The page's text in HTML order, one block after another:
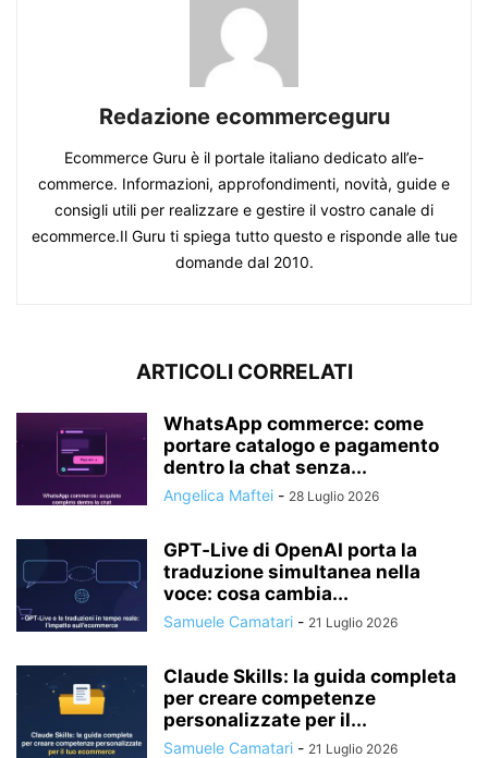
Redazione ecommerceguru
Ecommerce Guru è il portale italiano dedicato all’e-
commerce. Informazioni, approfondimenti, novità, guide e
consigli utili per realizzare e gestire il vostro canale di
ecommerce.Il Guru ti spiega tutto questo e risponde alle tue
domande dal 2010.
ARTICOLI CORRELATI
WhatsApp commerce: come
portare catalogo e pagamento
dentro la chat senza...
Angelica Maftei - 28 Luglio 2026
GPT‑Live di OpenAI porta la
traduzione simultanea nella
voce: cosa cambia...
Samuele Camatari - 21 Luglio 2026
Claude Skills: la guida completa
per creare competenze
personalizzate per il...
Samuele Camatari - 21 Luglio 2026